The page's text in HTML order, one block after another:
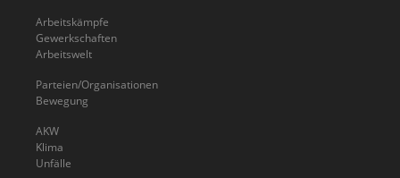
Arbeitskämpfe
Gewerkschaften
Arbeitswelt
Parteien/Organisationen
Bewegung
AKW
Klima
Unfälle